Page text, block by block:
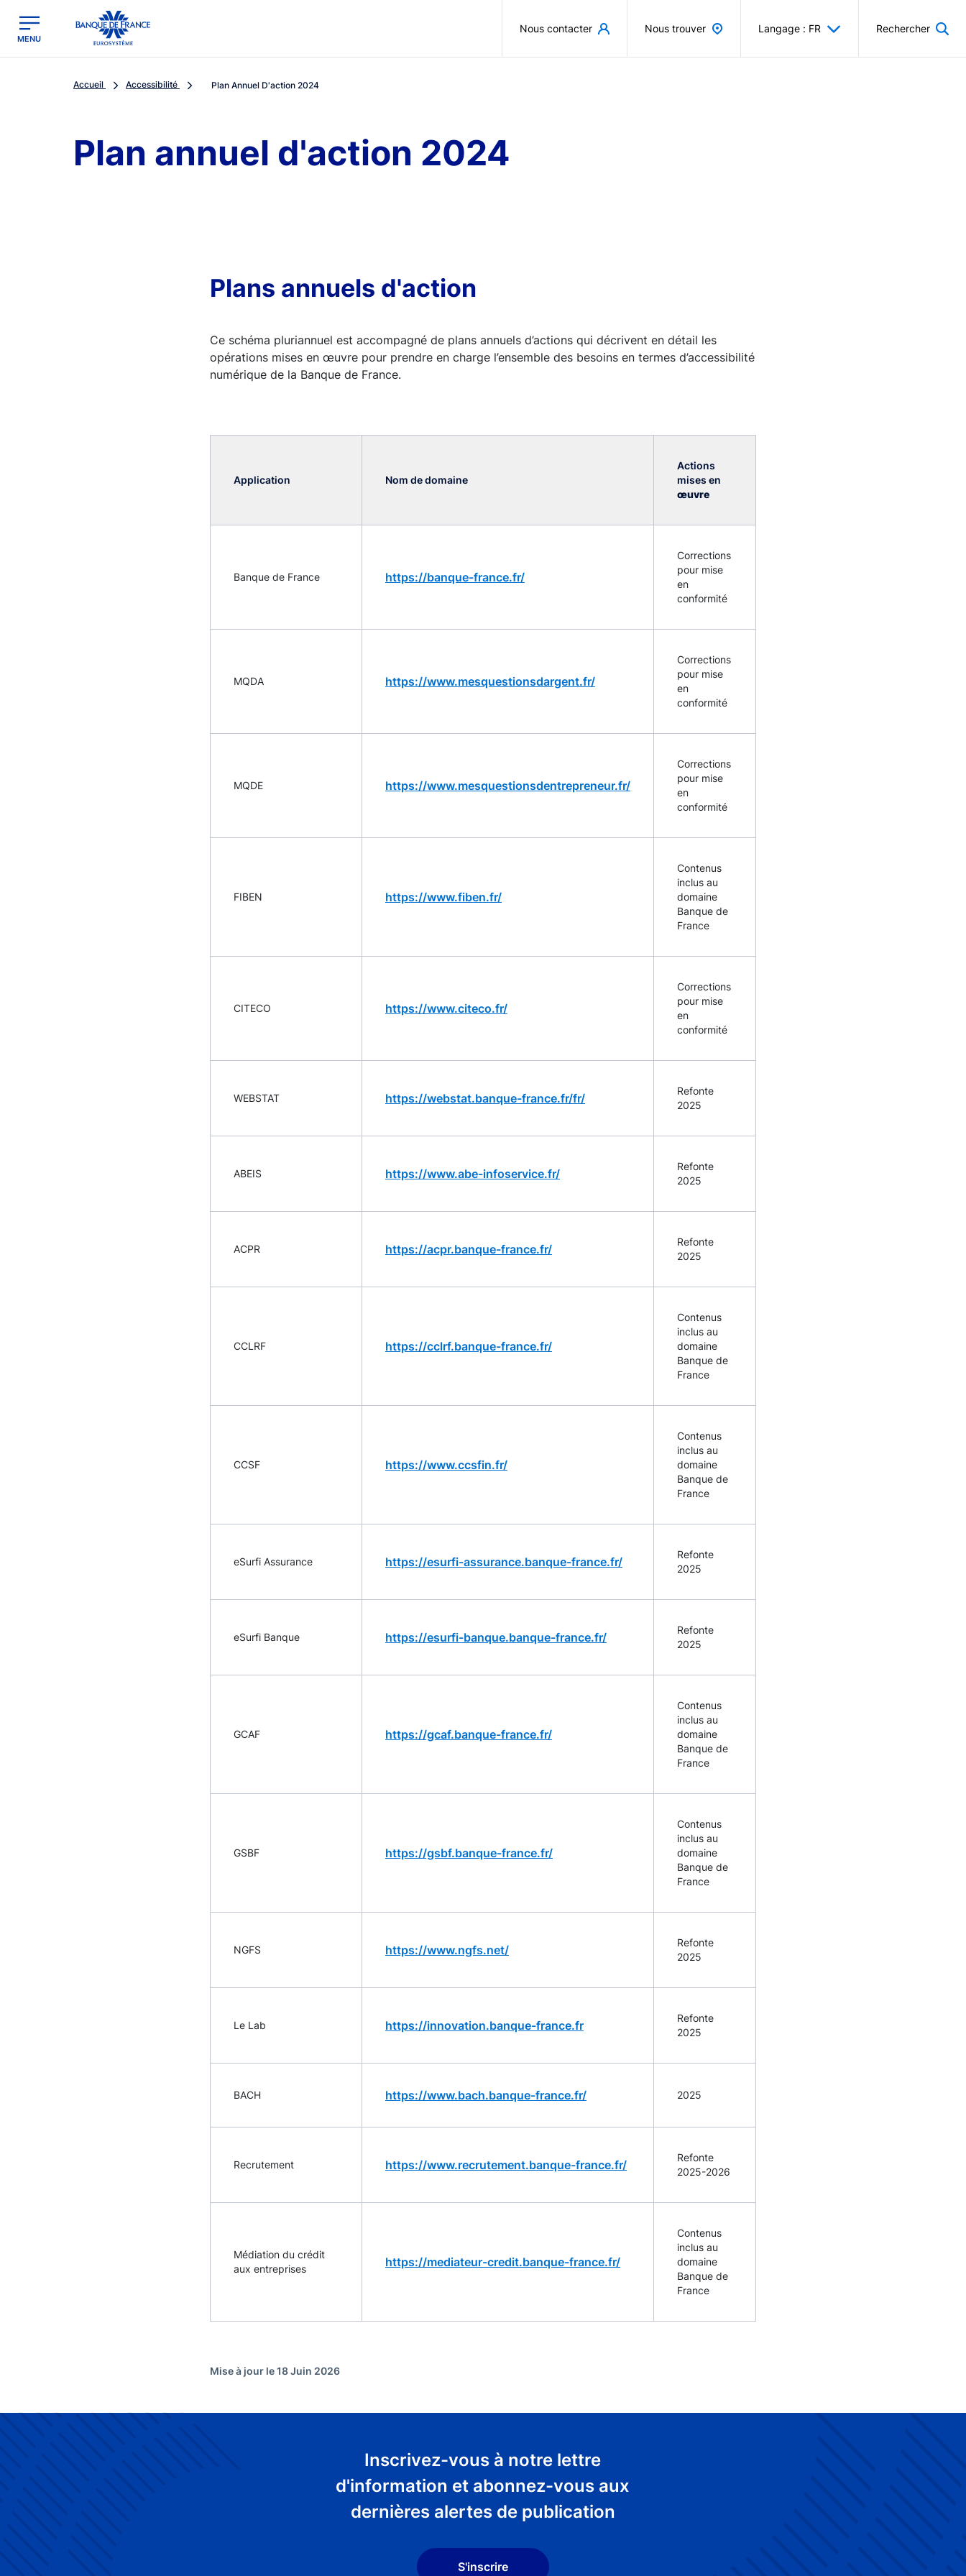
Banque de France - Menu Principal
MENU
Nous contacter Nous trouver Langage : FR Rechercher
Accueil Accessibilité Plan Annuel D'action 2024
Plan annuel d'action 2024
Plans annuels d'action
Ce schéma pluriannuel est accompagné de plans annuels d’actions qui décrivent en détail les
opérations mises en œuvre pour prendre en charge l’ensemble des besoins en termes d’accessibilité
numérique de la Banque de France.
Application Nom de domaine
Actions
mises en
œuvre
Banque de France https://banque-france.fr/
Corrections
pour mise
en
conformité
MQDA https://www.mesquestionsdargent.fr/
Corrections
pour mise
en
conformité
MQDE https://www.mesquestionsdentrepreneur.fr/
Corrections
pour mise
en
conformité
FIBEN https://www.fiben.fr/
Contenus
inclus au
domaine
Banque de
France
CITECO https://www.citeco.fr/
Corrections
pour mise
en
conformité
WEBSTAT https://webstat.banque-france.fr/fr/
Refonte
2025
ABEIS https://www.abe-infoservice.fr/
Refonte
2025
ACPR https://acpr.banque-france.fr/
Refonte
2025
CCLRF https://cclrf.banque-france.fr/
Contenus
inclus au
domaine
Banque de
France
CCSF https://www.ccsfin.fr/
Contenus
inclus au
domaine
Banque de
France
eSurfi Assurance https://esurfi-assurance.banque-france.fr/
Refonte
2025
eSurfi Banque https://esurfi-banque.banque-france.fr/
Refonte
2025
GCAF https://gcaf.banque-france.fr/
Contenus
inclus au
domaine
Banque de
France
GSBF https://gsbf.banque-france.fr/
Contenus
inclus au
domaine
Banque de
France
NGFS https://www.ngfs.net/
Refonte
2025
Le Lab https://innovation.banque-france.fr
Refonte
2025
BACH https://www.bach.banque-france.fr/ 2025
Recrutement https://www.recrutement.banque-france.fr/
Refonte
2025-2026
Médiation du crédit
aux entreprises
https://mediateur-credit.banque-france.fr/
Contenus
inclus au
domaine
Banque de
France
Mise à jour le 18 Juin 2026
Inscrivez-vous à notre lettre
d'information et abonnez-vous aux
dernières alertes de publication
S'inscrire